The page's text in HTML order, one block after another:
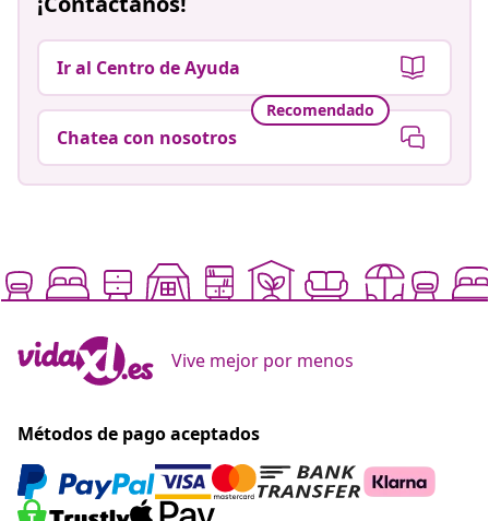
Ir al Centro de Ayuda
Recomendado
Chatea con nosotros
Vive mejor por menos
Métodos de pago aceptados